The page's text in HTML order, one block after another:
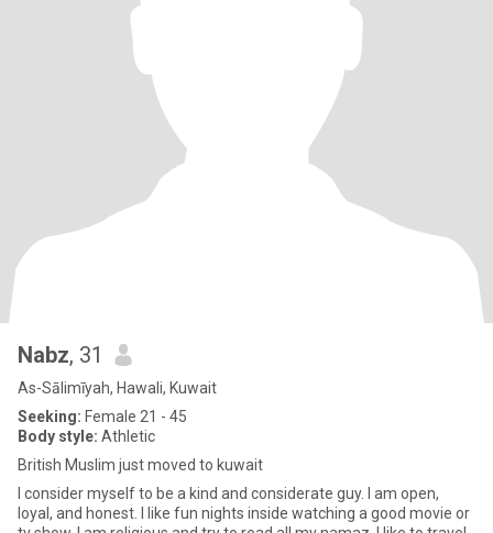
Nabz, 31
As-Sālimīyah, Hawali, Kuwait
Seeking: Female 21 - 45
Body style: Athletic
British Muslim just moved to kuwait
I consider myself to be a kind and considerate guy. I am open,
loyal, and honest. I like fun nights inside watching a good movie or